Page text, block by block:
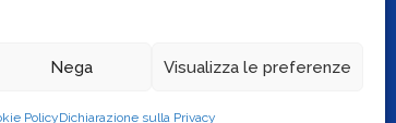
Nega Visualizza le preferenze
PolicyDichiarazione sulla Privacy